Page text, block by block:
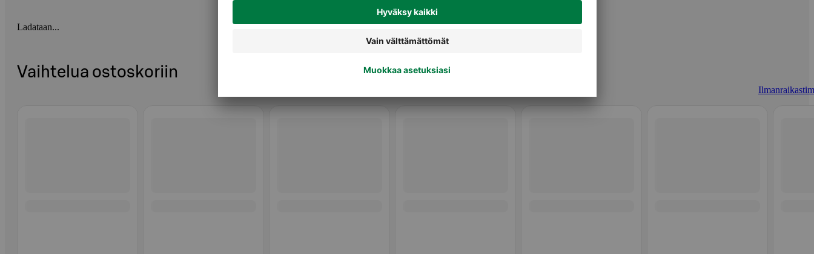
Ladataan...
Vaihtelua ostoskoriin